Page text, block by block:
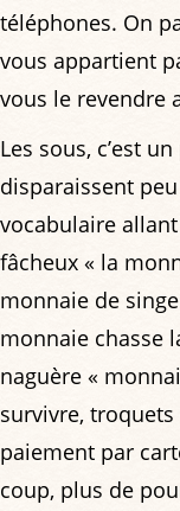
téléphones. On
vous appartient
vous le revendre
Les sous, c’est
disparaissent
vocabulaire
fâcheux « la
monnaie de
monnaie chasse
naguère «
survivre,
paiement par
coup, plus de